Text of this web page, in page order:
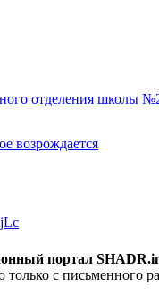
отделения школы
возрождается
портал
только с письменного